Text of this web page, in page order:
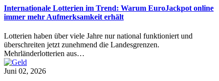
Internationale Lotterien im Trend: Warum EuroJackpot online
immer mehr Aufmerksamkeit erhält
Lotterien haben über viele Jahre nur national funktioniert und
überschreiten jetzt zunehmend die Landesgrenzen.
Mehrländerlotterien aus…
Juni 02, 2026